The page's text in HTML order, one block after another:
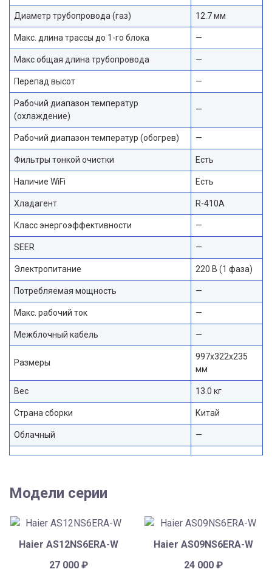
Диаметр трубопровода (газ) 12.7 мм
Макс. длина трассы до 1-го блока —
Макс общая длина трубопровода —
Перепад высот —
Рабочий диапазон температур
(охлаждение)
—
Рабочий диапазон температур (обогрев) —
Фильтры тонкой очистки Есть
Наличие WiFi Есть
Хладагент R-410A
Класс энергоэффективности —
SEER —
Электропитание 220 В (1 фаза)
Потребляемая мощность —
Макс. рабочий ток —
Межблочный кабель —
Размеры
997х322х235
мм
Вес 13.0 кг
Страна сборки Китай
Облачный —
Модели серии
Haier AS12NS6ERA-W
27 000₽
Haier AS09NS6ERA-W
24 000 ₽